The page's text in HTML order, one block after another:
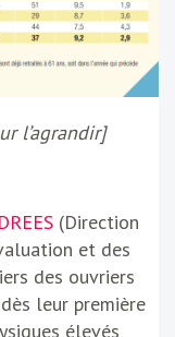
l’agrandir]
(Direction
et des
des ouvriers
leur première
élevés